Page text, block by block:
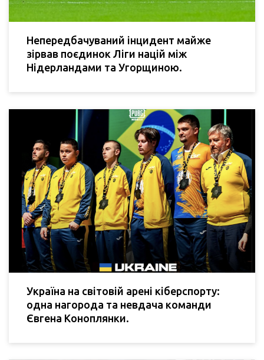
Непередбачуваний інцидент майже
зірвав поєдинок Ліги націй між
Нідерландами та Угорщиною.
Україна на світовій арені кіберспорту:
одна нагорода та невдача команди
Євгена Коноплянки.